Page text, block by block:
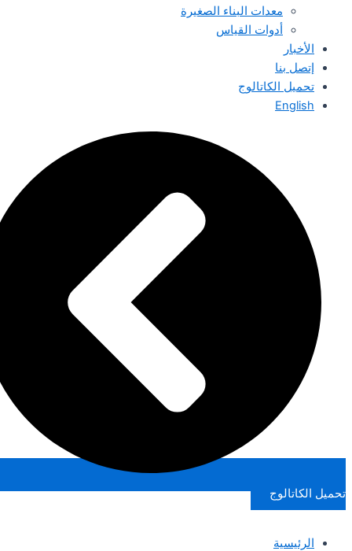
معدات البناء الصغيرة
أدوات القياس
الأخبار
إتصل بنا
تحميل الكاتالوج
English
تحميل الكاتالوج
الرئيسية